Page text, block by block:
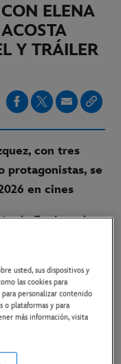
CON ELENA
Y TRÁILER
con tres
protagonistas, se
en cines
de Feelgood
International
DISPONIBLE
usted, sus dispositivos y
las cookies para
personalizar contenido
o plataformas y para
más información, visita